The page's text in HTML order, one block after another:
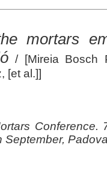
mortars
/ [Mireia Bosch
[et al.]]
Conference.
September,